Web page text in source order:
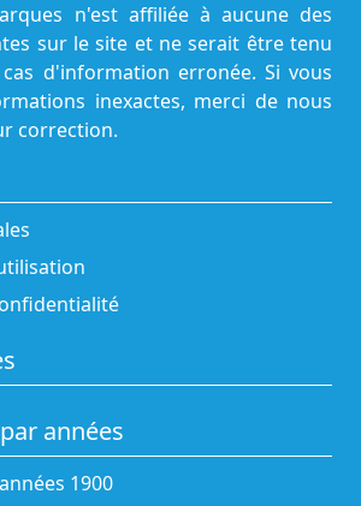
n'est affiliée à aucune des
sur le site et ne serait être tenu
d'information erronée. Si vous
inexactes, merci de nous
correction.
années
1900